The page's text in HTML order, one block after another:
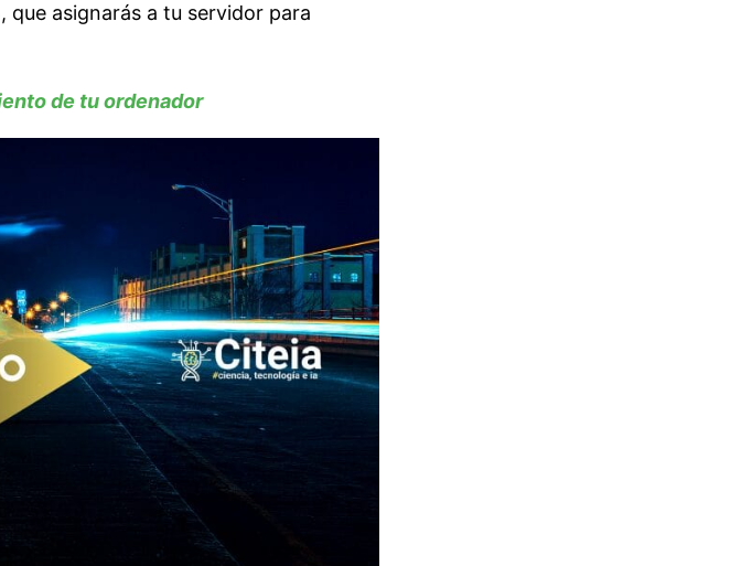
que asignarás a tu servidor para
de tu ordenador